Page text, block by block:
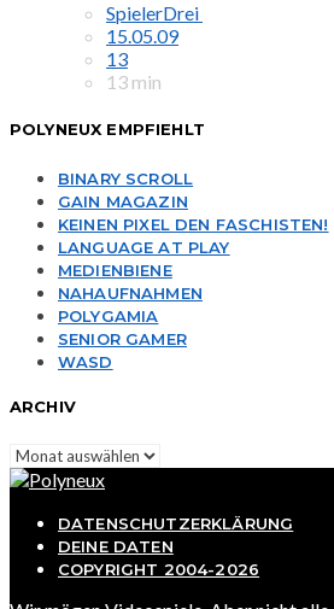
SpielerDrei
15.05.09
13
13 min
POLYNEUX EMPFIEHLT
BINARY SCROLL
GAIN MAGAZIN
KEINEN PIXEL DEN FASCHISTEN!
LANGUAGE AT PLAY
MEDIENBIENE
NAHAUFNAHMEN
POLYGAMIA
SENIOR GAMER
WASD
ARCHIV
Archiv
DATENSCHUTZERKLÄRUNG
DEINE DATEN
COPYRIGHT 2004-2026